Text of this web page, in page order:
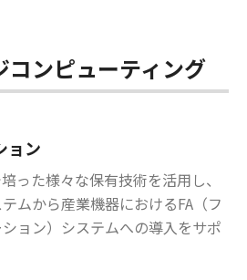
コンピューティング
ョン
った様々な保有技術を活用し、
ムから産業機器におけるFA（フ
ョン）システムへの導入をサポ